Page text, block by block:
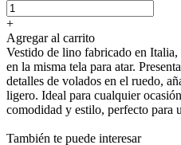
+
Agregar al carrito
Vestido de lino fabricado en
en la misma tela para atar.
detalles de volados en el ruedo,
ligero. Ideal para cualquier
comodidad y estilo, perfecto para
También te puede interesar